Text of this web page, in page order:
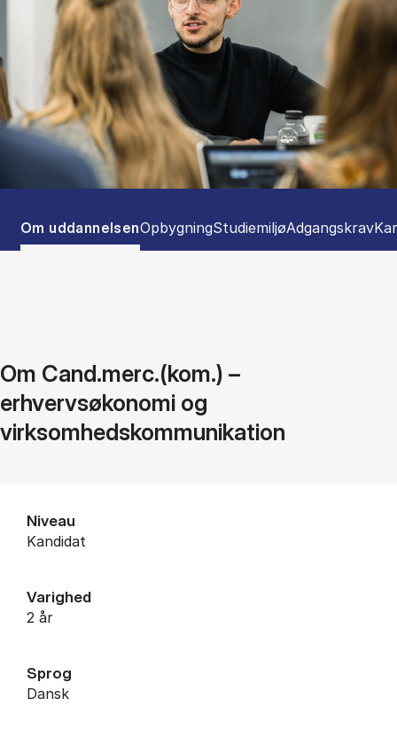
Tablist controls
Show panel
Om uddannelsenShow panel
OpbygningShow panel
StudiemiljøShow panel
Adgangskrav
Om Cand.merc.(kom.) –
erhvervsøkonomi og
virksomhedskommunikation
Niveau
Kandidat
Varighed
2 år
Sprog
Dansk